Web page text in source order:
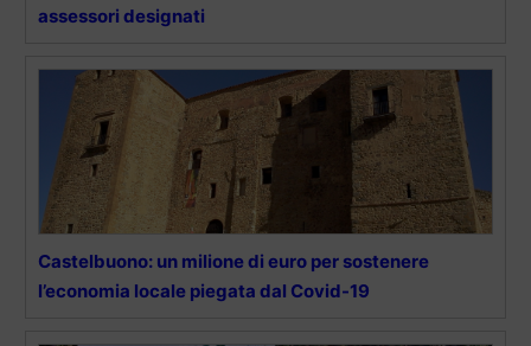
assessori designati
Castelbuono: un milione di euro per sostenere
l’economia locale piegata dal Covid-19